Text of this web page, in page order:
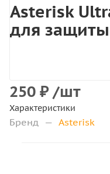
Asterisk
для
250 ₽ /шт
Характеристики
Бренд — Asterisk